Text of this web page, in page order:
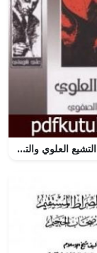
تحميل كتاب التشيع العلوي والتشيع الصفوي – الآثار الكاملة PDF تأليف علي شريعتي مجانا [كامل]